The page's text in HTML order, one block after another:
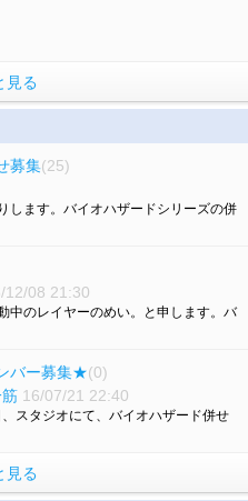
見る
募集(25)
します。バイオハザードシリーズの併
12/08 21:30
中のレイヤーのめい。と申します。バ
バー募集★(0)
16/07/21 22:40
スタジオにて、バイオハザード併せ
見る